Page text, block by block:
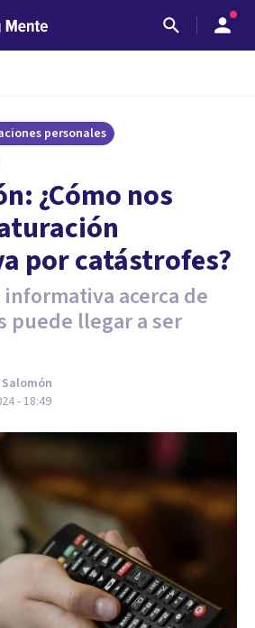
personales
¿Cómo nos
por catástrofes?
informativa acerca de
puede llegar a ser
- 18:49